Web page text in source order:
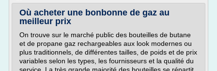
Où acheter une bonbonne de gaz au
meilleur prix
On trouve sur le marché public des bouteilles de butane
et de propane gaz rechargeables aux look modernes ou
plus traditionnels, de différentes tailles, de poids et de prix
variables selon les types, les fournisseurs et la qualité du